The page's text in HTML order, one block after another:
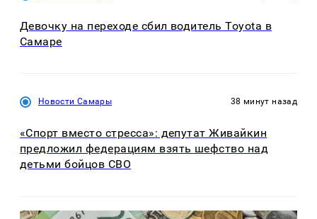
Девочку на переходе сбил водитель Toyota в
Самаре
Новости Самары 38 минут назад
«Спорт вместо стресса»: депутат Живайкин
предложил федерациям взять шефство над
детьми бойцов СВО